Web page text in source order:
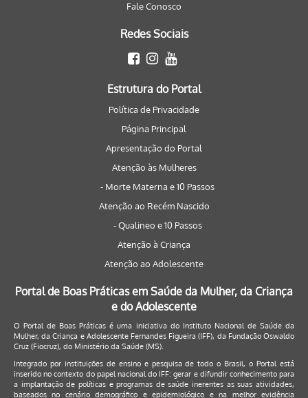
Fale Conosco
Redes Sociais
Estrutura do Portal
Política de Privacidade
Página Principal
Apresentação do Portal
Atenção às Mulheres
- Morte Materna e 10 Passos
Atenção ao Recém Nascido
- Qualineo e 10 Passos
Atenção à Criança
Atenção ao Adolescente
Portal de Boas Práticas em Saúde da Mulher, da Criança
e do Adolescente
O Portal de Boas Práticas é uma iniciativa do Instituto Nacional de Saúde da
Mulher, da Criança e Adolescente Fernandes Figueira (IFF), da Fundação Oswaldo
Cruz (Fiocruz), do Ministério da Saúde (MS).
Integrado por instituições de ensino e pesquisa de todo o Brasil, o Portal está
inserido no contexto do papel nacional do IFF: gerar e difundir conhecimento para
a implantação de políticas e programas de saúde inerentes as suas atividades,
baseados no cenário demográfico e epidemiológico e na melhor evidência